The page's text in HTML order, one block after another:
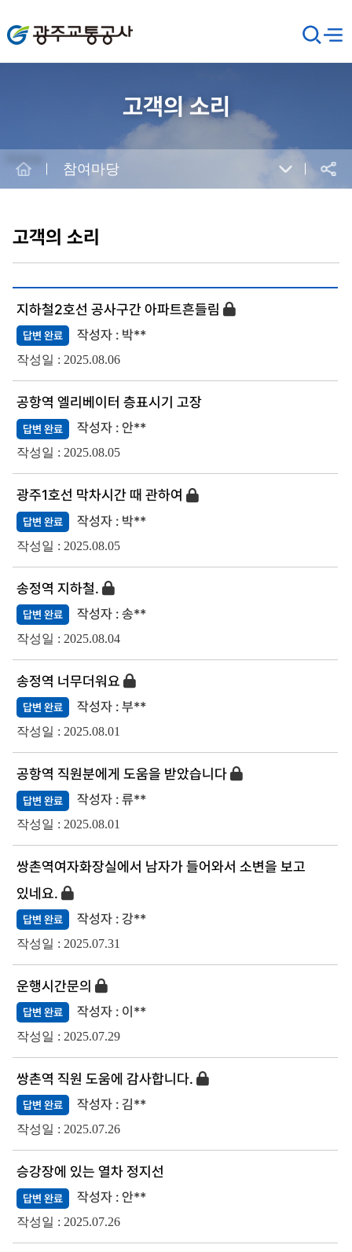
광주교통공사
검
색
창
메뉴
고객의 소리
공유
참여마당
고객의 소리
지하철2호선 공사구간 아파트흔들림
답변 완료 박**
2025.08.06
공항역 엘리베이터 층표시기 고장
답변 완료 안**
2025.08.05
광주1호선 막차시간 때 관하여
답변 완료 박**
2025.08.05
송정역 지하철.
답변 완료 송**
2025.08.04
송정역 너무더워요
답변 완료 부**
2025.08.01
공항역 직원분에게 도움을 받았습니다
답변 완료 류**
2025.08.01
쌍촌역여자화장실에서 남자가 들어와서 소변을 보고
있네요.
답변 완료 강**
2025.07.31
운행시간문의
답변 완료 이**
2025.07.29
쌍촌역 직원 도움에 감사합니다.
답변 완료 김**
2025.07.26
승강장에 있는 열차 정지선
답변 완료 안**
2025.07.26